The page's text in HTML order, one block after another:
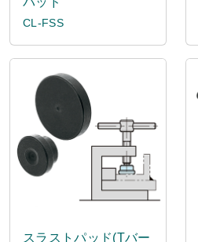
CL-FSS
スラストパッド(Tバー